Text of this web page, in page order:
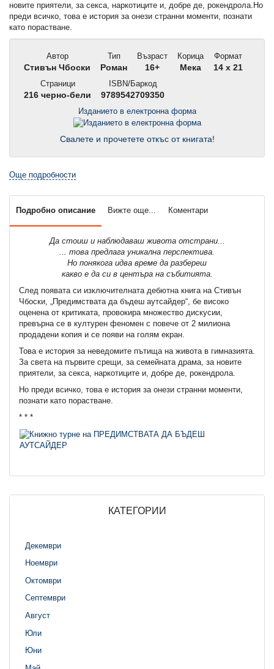
новите приятели, за секса, наркотиците и, добре де, рокендрола.Но
преди всичко, това е история за онези странни моменти, познати
като порастване.
Автор
Стивън Чбоски
Тип
Роман
Възраст
16+
Корица
Мека
Формат
14 x 21
Страници
216 черно-бели
ISBN/Баркод
9789542709350
Изданието в електронна форма
Свалете и прочетете откъс от книгата!
Още подробности
Подробно описание Вижте още... Коментари
Да стоиш и наблюдаваш живота отстрани...
... това предлага уникална перспектива.
Но понякога идва време да разбереш
какво е да си в центъра на събитията.
След появата си изключителната дебютна книга на Стивън
Чбоски, „Предимствата да бъдеш аутсайдер“, бе високо
оценена от критиката, провокира множество дискусии,
превърна се в културен феномен с повече от 2 милиона
продадени копия и се появи на голям екран.
Това е история за неведомите пътища на живота в гимназията.
За света на първите срещи, за семейната драма, за новите
приятели, за секса, наркотиците и, добре де, рокендрола.
Но преди всичко, това е история за онези странни моменти,
познати като порастване.
* * *
КАТЕГОРИИ
Декември
Ноември
Октомври
Септември
Август
Юли
Юни